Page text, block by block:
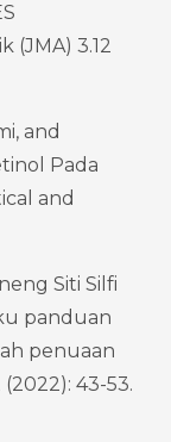
(JMA) 3.12
and
Pada
and
Siti Silfi
panduan
penuaan
43-53.